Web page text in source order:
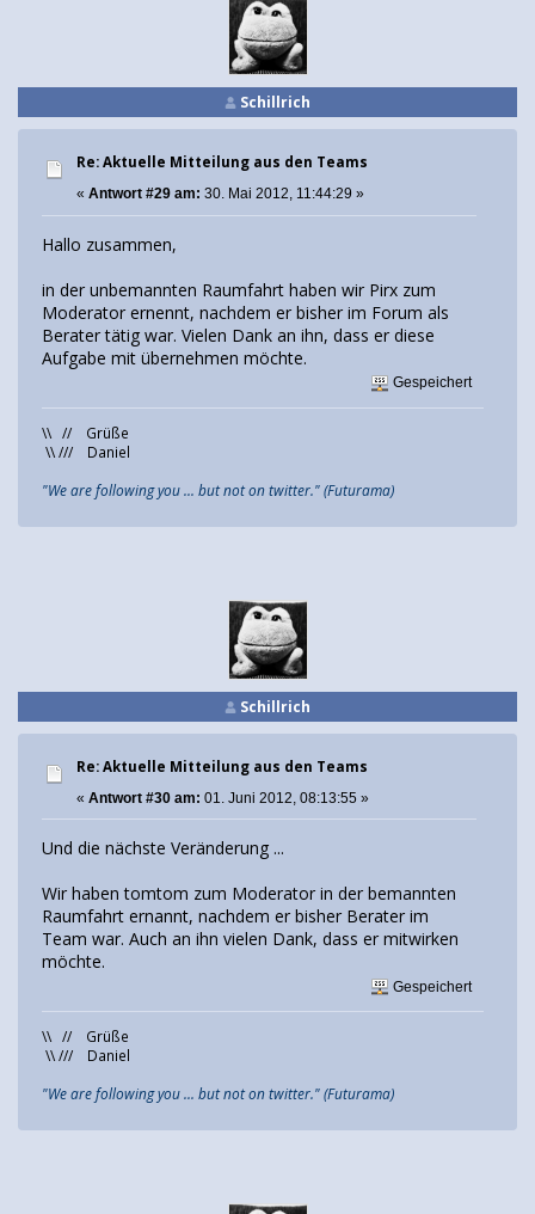
Schillrich
Re: Aktuelle Mitteilung aus den Teams
« Antwort #29 am: 30. Mai 2012, 11:44:29 »
Hallo zusammen,
in der unbemannten Raumfahrt haben wir Pirx zum
Moderator ernennt, nachdem er bisher im Forum als
Berater tätig war. Vielen Dank an ihn, dass er diese
Aufgabe mit übernehmen möchte.
Gespeichert
\\ // Grüße
\\ /// Daniel
"We are following you ... but not on twitter." (Futurama)
Schillrich
Re: Aktuelle Mitteilung aus den Teams
« Antwort #30 am: 01. Juni 2012, 08:13:55 »
Und die nächste Veränderung ...
Wir haben tomtom zum Moderator in der bemannten
Raumfahrt ernannt, nachdem er bisher Berater im
Team war. Auch an ihn vielen Dank, dass er mitwirken
möchte.
Gespeichert
\\ // Grüße
\\ /// Daniel
"We are following you ... but not on twitter." (Futurama)